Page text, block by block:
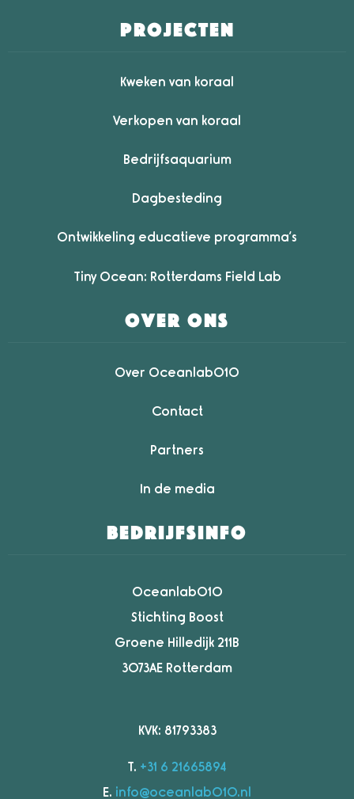
projecten
Kweken van koraal
Verkopen van koraal
Bedrijfsaquarium
Dagbesteding
Ontwikkeling educatieve programma’s
Tiny Ocean: Rotterdams Field Lab
over ons
Over Oceanlab010
Contact
Partners
In de media
bedrijfsinfo
Oceanlab010
Stichting Boost
Groene Hilledijk 211B
3073AE Rotterdam
KVK: 81793383
T. +31 6 21665894
E. info@oceanlab010.nl